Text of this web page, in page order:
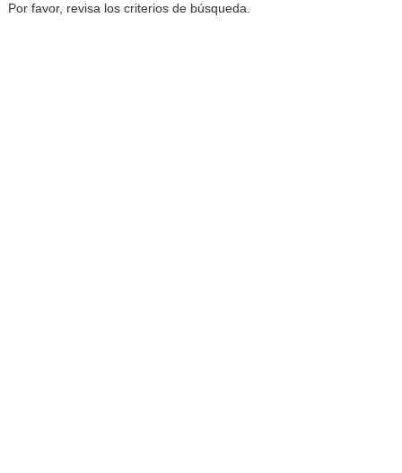
Por favor, revisa los criterios de búsqueda.